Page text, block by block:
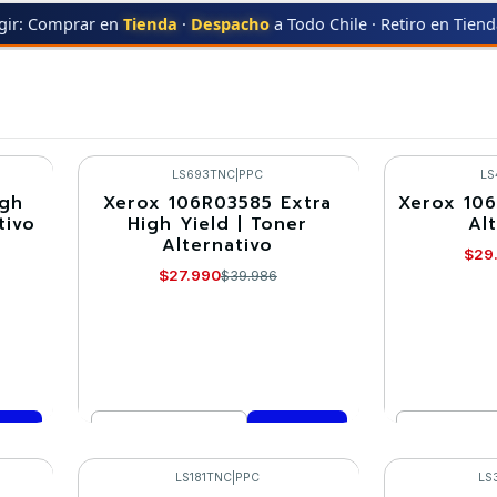
Comprar en Tienda · Despacho a Todo Chile · Retiro en
Insumos XEROX
-30%
LS693TNC PPC
Xerox 106R03585 Extra
High Yield | Toner
Alternativo
$27.990$39.986
Comprar ahora
-30%
Xerox
LS181TNC PPC